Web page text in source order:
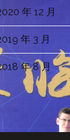
年 12 月
年 3 月
年 8 月